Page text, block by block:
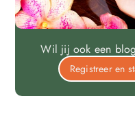
Wil jij ook een
Registreer en